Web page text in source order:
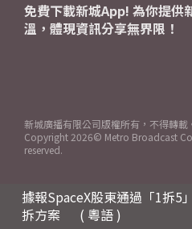
據報SpaceX股東通過「1拆5
拆方案
( 粵語 )
免費下載新城App! 為你提供
溫，體現資訊分享無界限！
新城廣播有限公司版權所有，不得轉載
Copyright 2026© Metro Broadcast
reserved.